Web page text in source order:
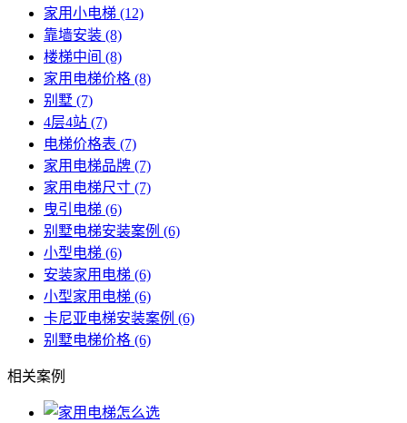
家用小电梯 (12)
靠墙安装 (8)
楼梯中间 (8)
家用电梯价格 (8)
别墅 (7)
4层4站 (7)
电梯价格表 (7)
家用电梯品牌 (7)
家用电梯尺寸 (7)
曳引电梯 (6)
别墅电梯安装案例 (6)
小型电梯 (6)
安装家用电梯 (6)
小型家用电梯 (6)
卡尼亚电梯安装案例 (6)
别墅电梯价格 (6)
相关案例